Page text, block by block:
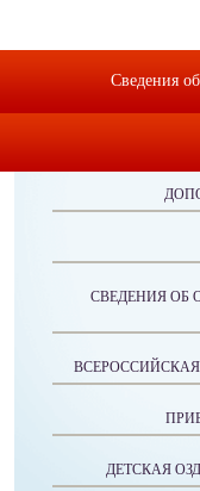
СВЕДЕНИЯ ОБ
ДЕТСКАЯ
Сведения